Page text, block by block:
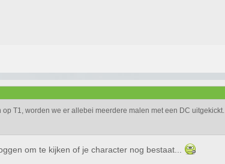
T1, worden we er allebei meerdere malen met een DC uitgekickt.
om te kijken of je character nog bestaat...